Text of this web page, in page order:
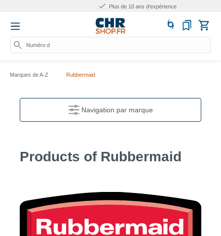
Plus de 10 ans d'expérience
Numéro d'arti
Marques de A-Z Rubbermaid
Navigation par marque
Products of Rubbermaid